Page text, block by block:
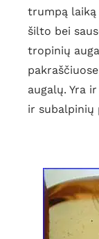
trumpą laiką
šilto bei
tropinių
augalų. Yra
ir subalpinių